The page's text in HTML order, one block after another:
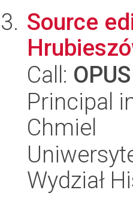
Source
Call:
Principal
Chmiel
Wydział